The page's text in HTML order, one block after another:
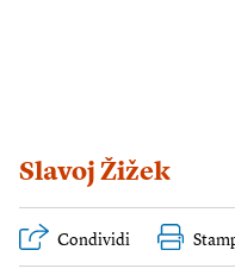
Slavoj Žižek
Condividi